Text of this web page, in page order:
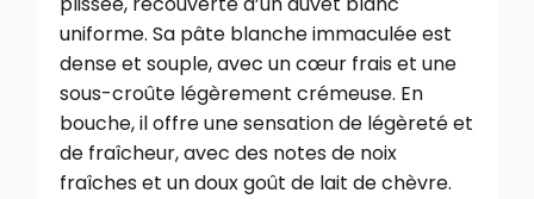
uniforme. Sa pâte blanche immaculée est
dense et souple, avec un cœur frais et une
sous-croûte légèrement crémeuse. En
bouche, il offre une sensation de légèreté et
de fraîcheur, avec des notes de noix
fraîches et un doux goût de lait de chèvre.